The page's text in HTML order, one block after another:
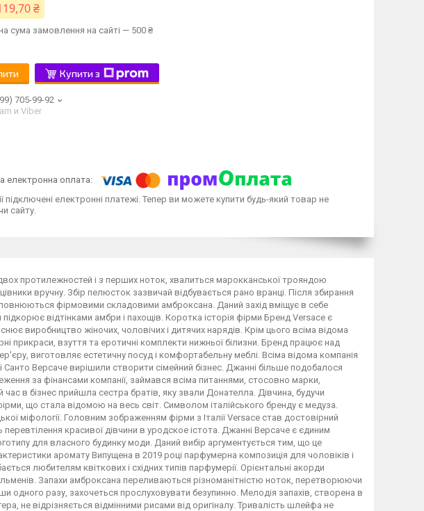
₴
сума замовлення на сайті — 500 ₴
Купити з
705-99-92
и Viber
підключені електронні платежі. Тепер ви можете купити будь-який товар не
сайту.
протилежностей і з перших ноток, хвалиться марокканської трояндою
вручну. Збір пелюсток зазвичай відбувається рано вранці. Після збирання
фірмовими складовими амброксана. Даний захід вміщує в себе
відтінками амбри і пахощів. Коротка історія фірми Бренд Versace є
виробництво жіночих, чоловічих і дитячих нарядів. Крім цього всіма відома
прикраси, взуття та еротичні комплекти нижньої білизни. Бренд працює над
виготовляє естетичну посуд і комфортабельну меблі. Всіма відома компанія
Версаче вирішили створити сімейний бізнес. Джанні більше подобалося
за фінансами компанії, займався всіма питаннями, стосовно марки,
в бізнес прийшла сестра братів, яку звали Донателла. Дівчина, будучи
що стала відомою на весь світ. Символом італійського бренду є медуза.
міфології. Головним зображенням фірми з Італії Versace став достовірний
красивої дівчини в уродское істота. Джанні Версаче є єдиним
для власного будинку моди. Даний вибір аргументується тим, що це
аромату Випущена в 2019 році парфумерна композиція для чоловіків і
любителям квіткових і східних типів парфумерії. Орієнтальні акорди
Запахи амброксана переливаються різноманітністю ноток, перетворюючи
разу, захочеться прослуховувати безупинно. Мелодія запахів, створена в
не відрізняється відмінними рисами від оригіналу. Тривалість шлейфа не